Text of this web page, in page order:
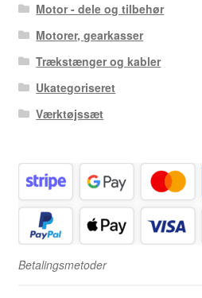
Motor - dele og tilbehør
Motorer, gearkasser
Trækstænger og kabler
Ukategoriseret
Værktøjssæt
Betalingsmetoder